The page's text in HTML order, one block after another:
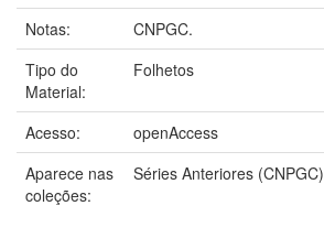
Notas:
CNPGC.
Tipo do
Material:
Folhetos
Acesso:
openAccess
Aparece nas
coleções:
Séries Anteriores (CNPGC)